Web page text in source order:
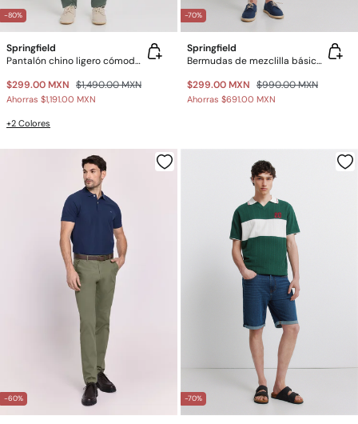
-80%
Springfield
Pantalón chino ligero cómodo slim fit
$299.00 MXN $1,490.00 MXN
Ahorras $1,191.00 MXN
+2 Colores
-70%
Springfield
Bermudas de mezclilla básicas sobreteñidas slim fit
$299.00 MXN $990.00 MXN
Ahorras $691.00 MXN
-60% -70%